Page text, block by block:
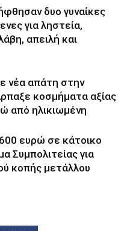
δυο γυναίκες
για ληστεία,
απειλή και
νέα απάτη στην
κοσμήματα αξίας
από ηλικιωμένη
ευρώ σε κάτοικο
Συμπολιτείας για
κοπής μετάλλου